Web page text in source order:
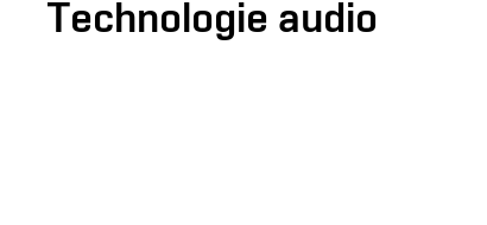
Technologie audio